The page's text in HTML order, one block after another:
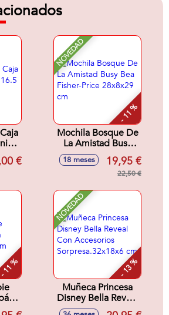
€
NOVEDAD
- 11 %
Mochila Bosque De
La Amistad Busy
Bea Fisher-Price
28x8x29 cm
18 meses 19,95 €
22,50 €
%
NOVEDAD
- 13 %
Muñeca Princesa
Disney Bella Reveal
Con Accesorios